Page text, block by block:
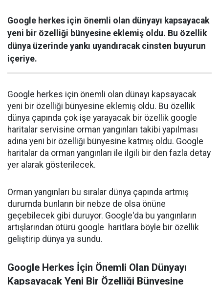
Google herkes için önemli olan dünyayı kapsayacak
yeni bir özelliği bünyesine eklemiş oldu. Bu özellik
dünya üzerinde yankı uyandıracak cinsten buyurun
içeriye.
Google herkes için önemli olan dünayı kapsayacak
yeni bir özelliği bünyesine eklemiş oldu. Bu özellik
dünya çapında çok işe yarayacak bir özellik google
haritalar servisine orman yangınları takibi yapılması
adına yeni bir özelliği bünyesine katmış oldu. Google
haritalar da orman yangınları ile ilgili bir den fazla detay
yer alarak gösterilecek.
Orman yangınları bu sıralar dünya çapında artmış
durumda bunların bir nebze de olsa önüne
geçebilecek gibi duruyor. Google'da bu yangınların
artışlarından ötürü google haritlara böyle bir özellik
geliştirip dünya ya sundu.
Google Herkes İçin Önemli Olan Dünyayı
Kapsayacak Yeni Bir Özelliği Bünyesine